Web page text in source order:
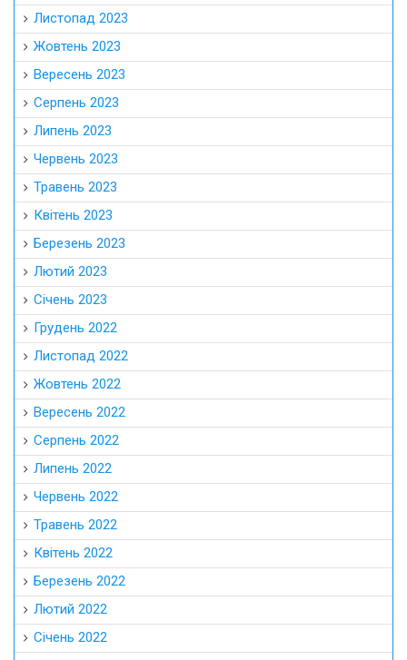
Листопад 2023
Жовтень 2023
Вересень 2023
Серпень 2023
Липень 2023
Червень 2023
Травень 2023
Квітень 2023
Березень 2023
Лютий 2023
Січень 2023
Грудень 2022
Листопад 2022
Жовтень 2022
Вересень 2022
Серпень 2022
Липень 2022
Червень 2022
Травень 2022
Квітень 2022
Березень 2022
Лютий 2022
Січень 2022